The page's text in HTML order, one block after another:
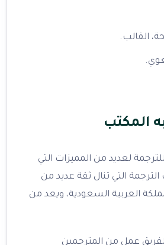
القالب.
المكتب
لعديد من المميزات التي
التي تنال ثقة عديد من
العربية السعودية، ويعد من
عمل من المترجمين